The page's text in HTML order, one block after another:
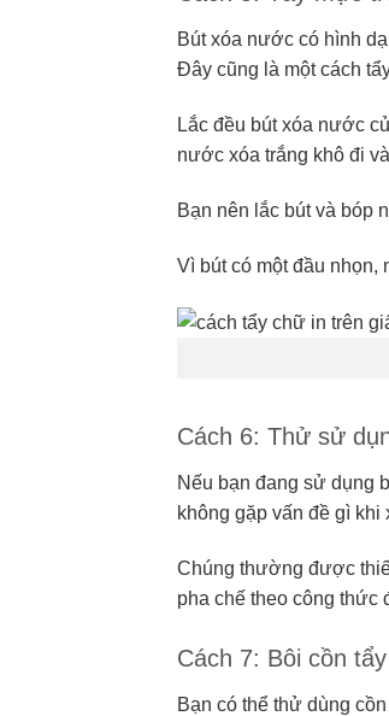
Bút xóa nước có hình
Đây cũng là một cách
Lắc đều bút xóa nước
nước xóa trắng khô đi
Bạn nên lắc bút và bóp
Vì bút có một đầu
Cách 6: Thử sử
Nếu bạn đang sử dụng
không gặp vấn đề gì khi
Chúng thường được
pha chế theo công thức
Cách 7: Bôi cồn
Bạn có thể thử dùng